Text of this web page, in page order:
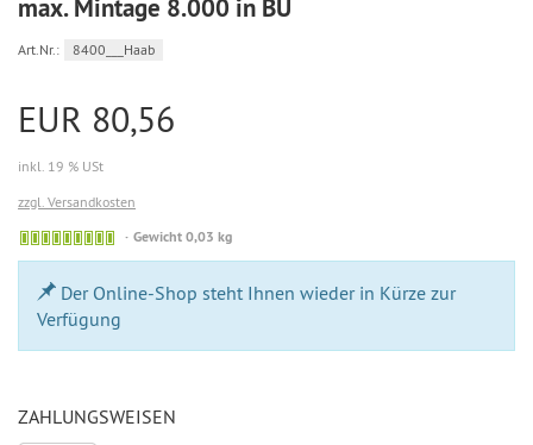
max. Mintage 8.000 in BU
Art.Nr.: 8400___Haab
EUR 80,56
inkl. 19 % USt
zzgl. Versandkosten
Bestellung
möglich
Gewicht 0,03 kg
Der Online-Shop steht Ihnen wieder in Kürze zur
Verfügung
ZAHLUNGSWEISEN